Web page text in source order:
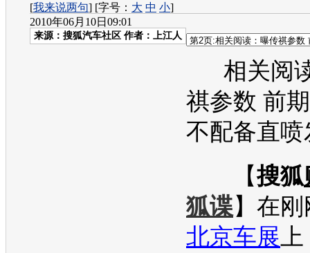
[我来说两句] [字号： 大 中 小]
2010年06月10日09:01
来源： 搜狐汽车社区 作者：上江人
相关阅
祺参数 前
不配备直喷
【搜狐
狐谍】在
北京车展